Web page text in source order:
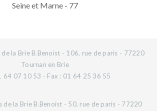
Seine et Marne - 77
de la Brie B.Benoist - 106, rue de paris - 77220
Tournan en Brie
64 07 10 53 - Fax : 01 64 25 36 55
de la Brie B.Benoist - 50, rue de paris - 77220